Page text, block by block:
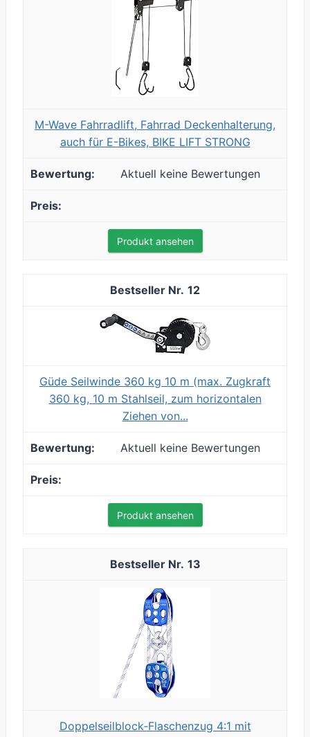
M-Wave Fahrradlift, Fahrrad Deckenhalterung,
auch für E-Bikes, BIKE LIFT STRONG
Aktuell keine Bewertungen
Produkt ansehen
12
Güde Seilwinde 360 kg 10 m (max. Zugkraft
360 kg, 10 m Stahlseil, zum horizontalen
Ziehen von...
Aktuell keine Bewertungen
Produkt ansehen
13
Doppelseilblock‑Flaschenzug 4:1 mit